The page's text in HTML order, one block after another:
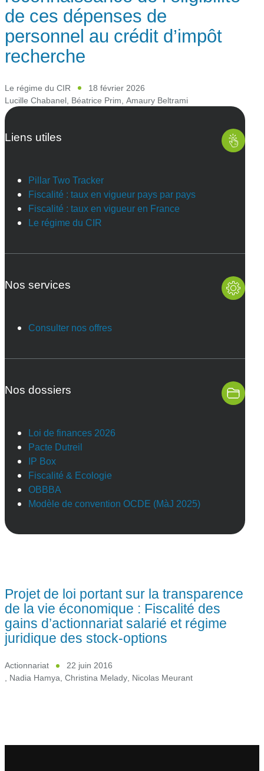
de ces dépenses de
personnel au crédit d’impôt
recherche
Le régime du CIR
18 février 2026
Lucille Chabanel Béatrice Prim Amaury Beltrami
Liens utiles
Pillar Two Tracker
Fiscalité : taux en vigueur pays par pays
Fiscalité : taux en vigueur en France
Le régime du CIR
Nos services
Consulter nos offres
Nos dossiers
Loi de finances 2026
Pacte Dutreil
IP Box
Fiscalité & Ecologie
OBBBA
Modèle de convention OCDE (MàJ 2025)
Projet de loi portant sur la transparence
de la vie économique : Fiscalité des
gains d’actionnariat salarié et régime
juridique des stock-options
Actionnariat
22 juin 2016
, Nadia Hamya, Christina Melady, Nicolas Meurant